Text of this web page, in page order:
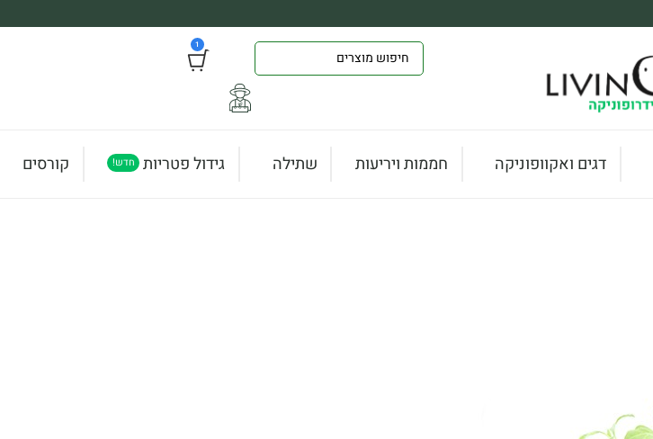
1
דגים ואקוופוניקה חממות ויריעות שתילה גידול פטריות חדש! קורסים